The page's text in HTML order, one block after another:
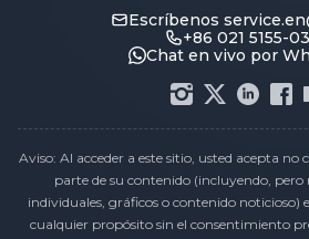
Escríbenos
+86 021 5155-
Chat en vivo por
Aviso: Al acceder a este sitio, usted acepta
parte de su contenido (incluyendo,
individuales, gráficos o contenido noticioso)
cualquier propósito sin el consentimiento